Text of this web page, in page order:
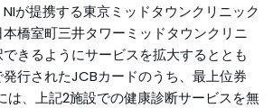
が提携する東京ミッドタウンクリニック
本橋室町三井タワーミッドタウンクリニ
きるようにサービスを拡大するととも
行されたJCBカードのうち、最上位券
、上記2施設での健康診断サービスを無